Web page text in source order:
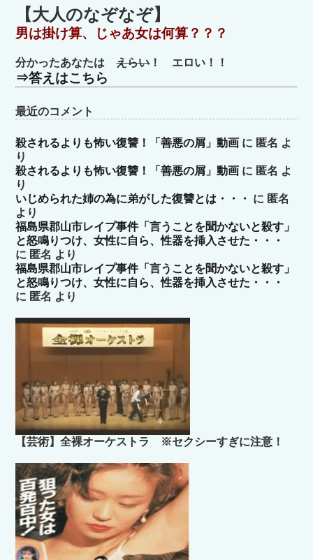
ゴ
リ
ー
【大人のなぞなぞ】
男は掛け算、じゃあ女は何算？？？
分かったあなたはえらい！ エロい！！
⇒答えはこちら
最近のコメント
殺されるよりも怖い復讐！「善悪の屑」動画 に 匿名 よ
り
殺されるよりも怖い復讐！「善悪の屑」動画 に 匿名 よ
り
いじめられた姉の為に弟がした復讐とは・・・
に 匿名
より
福島県郡山市レイプ事件「言うことを聞かないと殺す」
と怒鳴りつけ、女性に自ら、性器を挿入させた・・・
に 匿名 より
福島県郡山市レイプ事件「言うことを聞かないと殺す」
と怒鳴りつけ、女性に自ら、性器を挿入させた・・・
に 匿名 より
【芸術】全裸オーケストラ ※セクシーすぎに注意！